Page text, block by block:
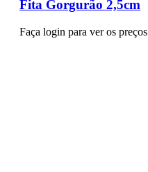
Fita Gorgurão 2,5cm
Faça login para ver os preços